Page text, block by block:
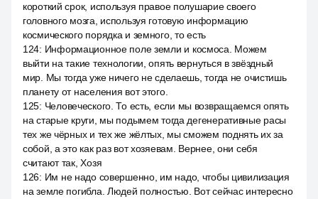
короткий срок, используя правое полушарие своего
головного мозга, используя готовую информацию
космического порядка и земного, то есть
124: Информационное поле земли и космоса. Можем
выйти на такие технологии, опять вернуться в звёздный
мир. Мы тогда уже ничего не сделаешь, тогда не очистишь
планету от населения вот этого.
125: Человеческого. То есть, если мы возвращаемся опять
на старые круги, мы подымем тогда дегенеративные расы
тех же чёрных и тех же жёлтых, мы сможем поднять их за
собой, а это как раз вот хозяевам. Вернее, они себя
считают так, Хозя
126: Им не надо совершенно, им надо, чтобы цивилизация
на земле погибла. Людей полностью. Вот сейчас интересно